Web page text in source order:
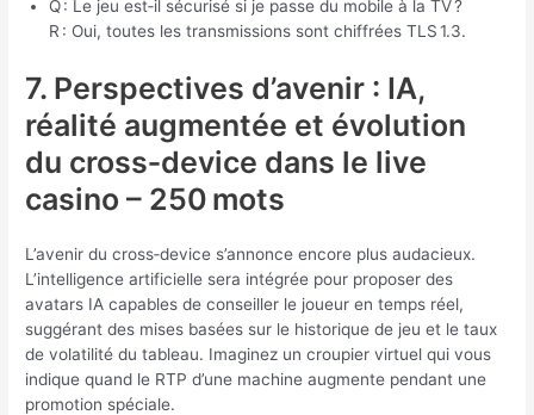
Q : Le jeu est‑il sécurisé si je passe du mobile à la TV ?
R : Oui, toutes les transmissions sont chiffrées TLS 1.3.
7. Perspectives d’avenir : IA,
réalité augmentée et évolution
du cross‑device dans le live
casino – 250 mots
L’avenir du cross‑device s’annonce encore plus audacieux.
L’intelligence artificielle sera intégrée pour proposer des
avatars IA capables de conseiller le joueur en temps réel,
suggérant des mises basées sur le historique de jeu et le taux
de volatilité du tableau. Imaginez un croupier virtuel qui vous
indique quand le RTP d’une machine augmente pendant une
promotion spéciale.